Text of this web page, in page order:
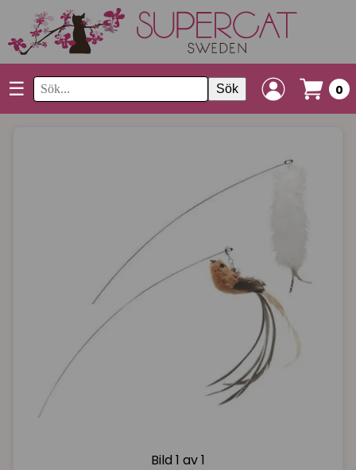
☰ Sök 0
Bild 1 av 1